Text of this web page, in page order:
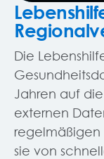
Die
Jahren auf
externen
regelmäßigen
sie von